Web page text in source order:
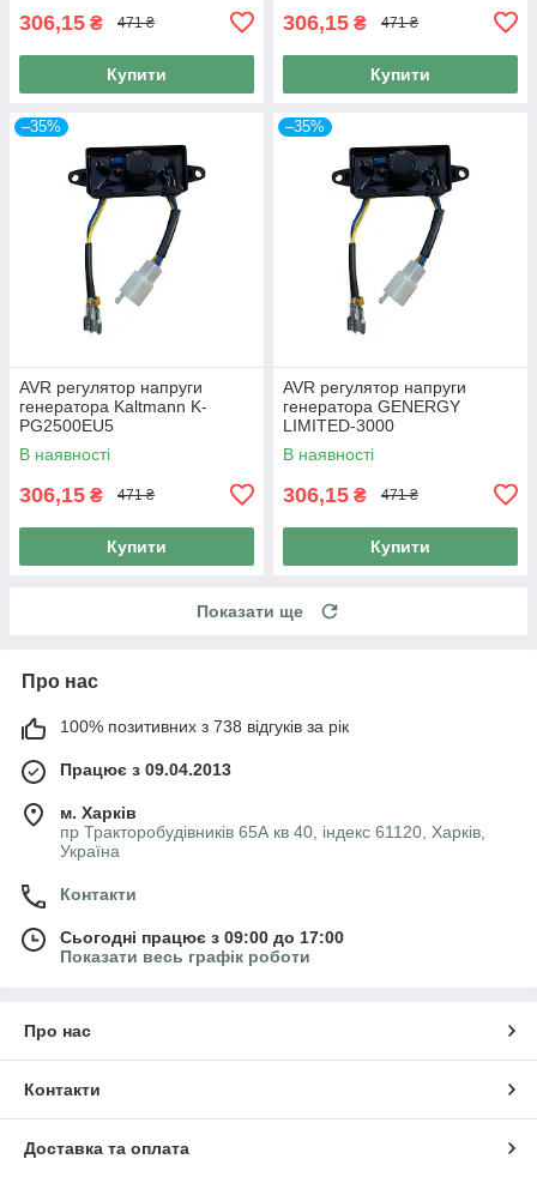
306,15 ₴ 471 ₴
Купити
306,15 ₴ 471 ₴
Купити
–35%
AVR регулятор напруги
генератора Kaltmann K-
PG2500EU5
В наявності
306,15 ₴ 471 ₴
Купити
–35%
AVR регулятор напруги
генератора GENERGY
LIMITED-3000
В наявності
306,15 ₴ 471 ₴
Купити
Показати ще
Про нас
100% позитивних з 738 відгуків за рік
Працює з 09.04.2013
м. Харків
пр Тракторобудівників 65А кв 40, індекс 61120, Харків,
Україна
Контакти
Сьогодні працює з 09:00 до 17:00
Показати весь графік роботи
Про нас
Контакти
Доставка та оплата